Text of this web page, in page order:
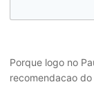
Porque logo no
recomendacao do